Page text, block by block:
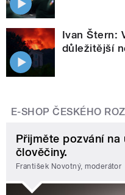
Ivan Štern:
důležitější
E-SHOP ČESKÉHO
Přijměte pozvání
člověčiny.
František Novotný, moderátor